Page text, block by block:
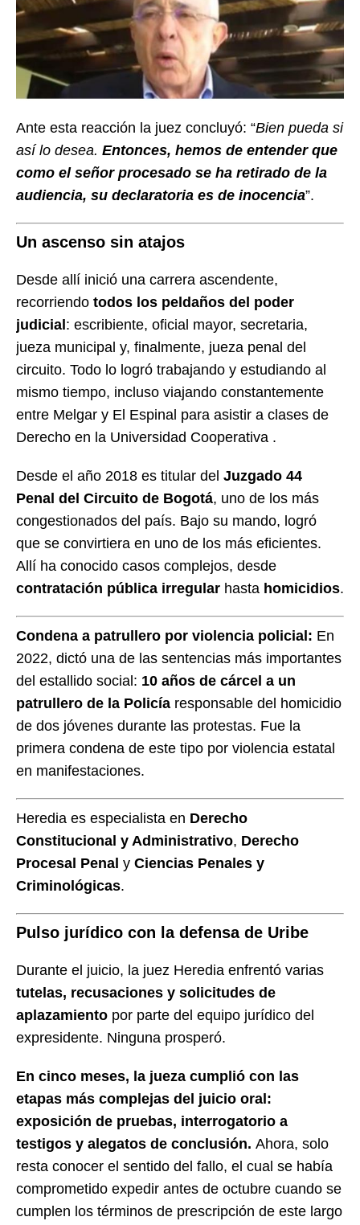
Ante esta reacción la juez concluyó: “Bien pueda si
así lo desea. Entonces, hemos de entender que
como el señor procesado se ha retirado de la
audiencia, su declaratoria es de inocencia”.
Un ascenso sin atajos
Desde allí inició una carrera ascendente,
recorriendo todos los peldaños del poder
judicial : escribiente, oficial mayor, secretaria,
jueza municipal y, finalmente, jueza penal del
circuito. Todo lo logró trabajando y estudiando al
mismo tiempo, incluso viajando constantemente
entre Melgar y El Espinal para asistir a clases de
Derecho en la Universidad Cooperativa .
Desde el año 2018 es titular del Juzgado 44
Penal del Circuito de Bogotá, uno de los más
congestionados del país. Bajo su mando, logró
que se convirtiera en uno de los más eficientes.
Allí ha conocido casos complejos, desde
contratación pública irregular hasta homicidios.
Condena a patrullero por violencia policial: En
2022, dictó una de las sentencias más importantes
del estallido social: 10 años de cárcel a un
patrullero de la Policía responsable del homicidio
de dos jóvenes durante las protestas. Fue la
primera condena de este tipo por violencia estatal
en manifestaciones.
Heredia es especialista en Derecho
Constitucional y Administrativo, Derecho
Procesal Penal y Ciencias Penales y
Criminológicas.
Pulso jurídico con la defensa de Uribe
Durante el juicio, la juez Heredia enfrentó varias
tutelas, recusaciones y solicitudes de
aplazamiento por parte del equipo jurídico del
expresidente. Ninguna prosperó.
En cinco meses, la jueza cumplió con las
etapas más complejas del juicio oral:
exposición de pruebas, interrogatorio a
testigos y alegatos de conclusión. Ahora, solo
resta conocer el sentido del fallo, el cual se había
comprometido expedir antes de octubre cuando se
cumplen los términos de prescripción de este largo